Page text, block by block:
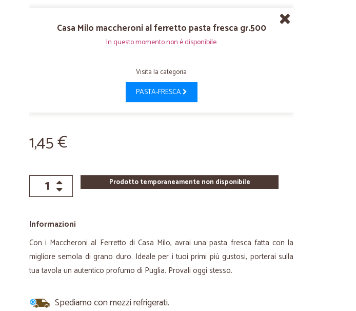
Casa Milo maccheroni al ferretto pasta fresca gr.500
In questo momento non è disponibile
Visita la categoria
PASTA-FRESCA
1,45 €
Prodotto temporaneamente non disponibile
Informazioni
Con i Maccheroni al Ferretto di Casa Milo, avrai una pasta fresca fatta con la
migliore semola di grano duro. Ideale per i tuoi primi più gustosi, porterai sulla
tua tavola un autentico profumo di Puglia. Provali oggi stesso.
Spediamo con mezzi refrigerati.